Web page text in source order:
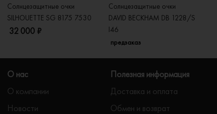
Солнцезащитные очки
SILHOUETTE SG 8175 7530
32 000 ₽
Солнцезащитные очки
DAVID BECKHAM DB 1228/S
I46
предзаказ
О нас
О компании
Новости
Полезная информация
Доставка и оплата
Обмен и возврат